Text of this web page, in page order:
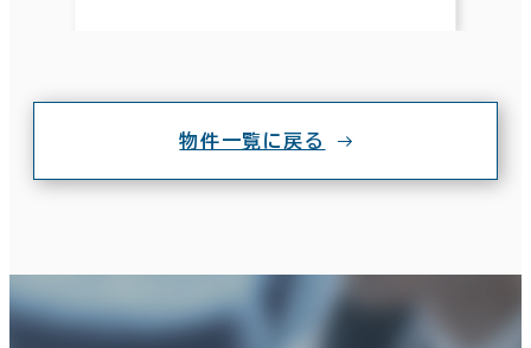
物件一覧に戻る